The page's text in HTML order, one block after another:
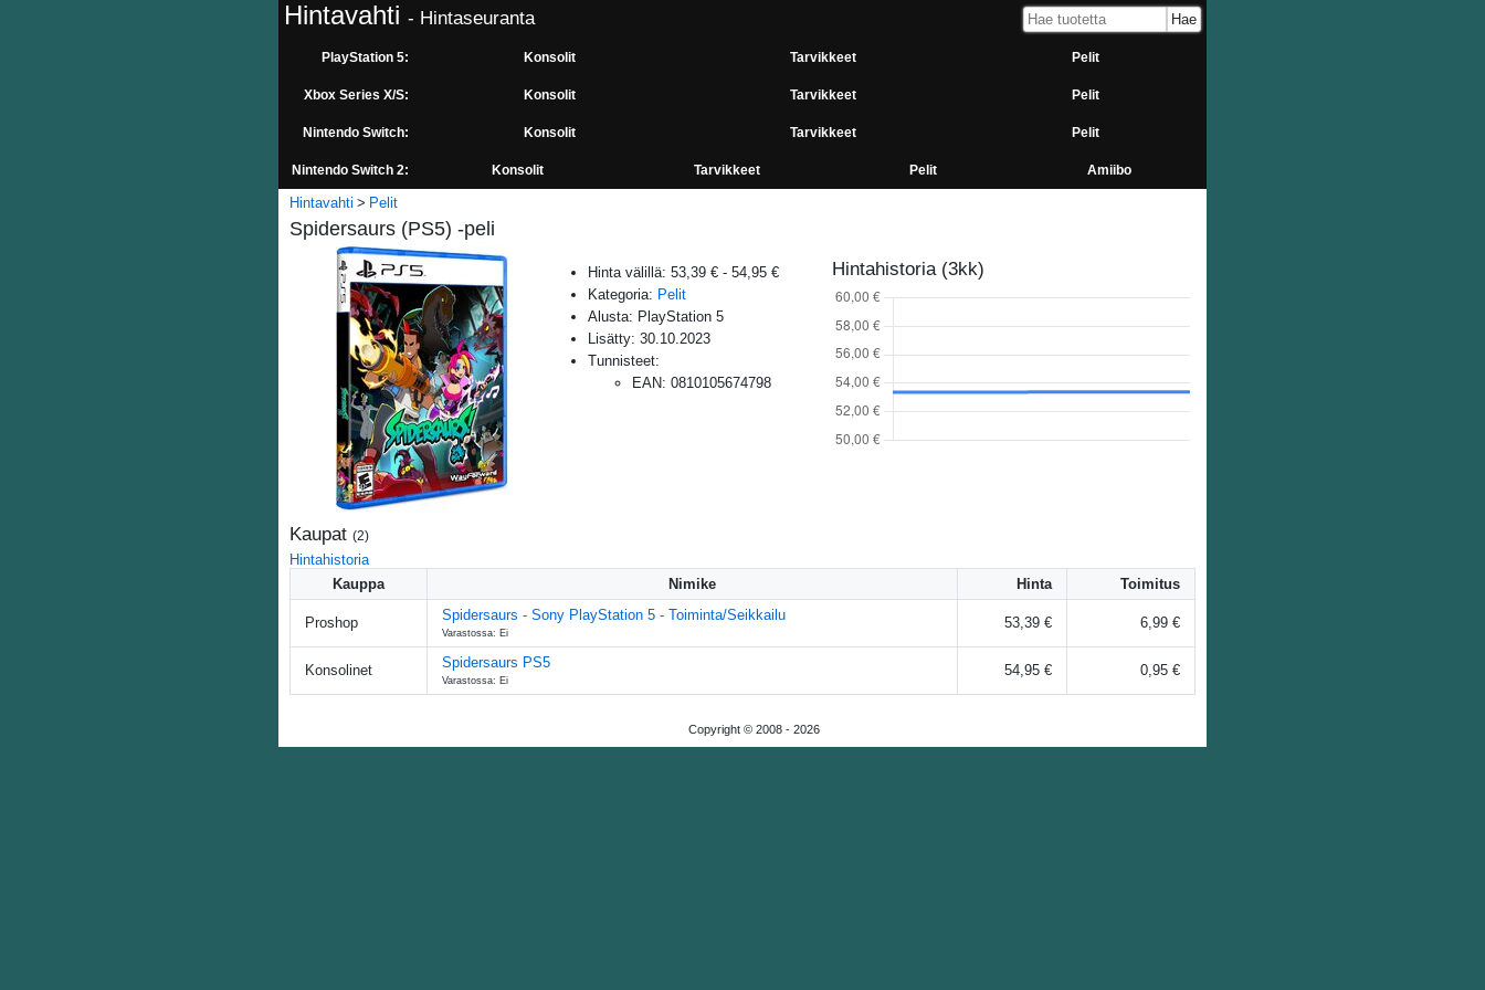
Hintavahti - Hintaseuranta
PlayStation 5: Konsolit Tarvikkeet Pelit
Xbox Series X/S: Konsolit Tarvikkeet Pelit
Nintendo Switch: Konsolit Tarvikkeet Pelit
Nintendo Switch 2: Konsolit Tarvikkeet Pelit Amiibo
Hintavahti Pelit
Spidersaurs (PS5) -peli
Hinta välillä: 53,39 € - 54,95 €
Kategoria: Pelit
Alusta: PlayStation 5
Lisätty: 30.10.2023
Tunnisteet:
EAN: 0810105674798
Hintahistoria (3kk)
Kaupat (2)
Hintahistoria
Kauppa
Nimike Hinta Toimitus
Proshop Spidersaurs - Sony PlayStation 5 - Toiminta/Seikkailu
Varastossa: Ei
53,39 € 6,99 €
Konsolinet Spidersaurs PS5
Varastossa: Ei
54,95 € 0,95 €
Copyright © 2008 - 2026